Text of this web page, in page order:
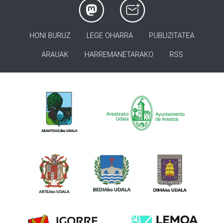
HONI BURUZ LEGE OHARRA PUBLIZITATEA
ARAUAK HARREMANETARAKO RSS